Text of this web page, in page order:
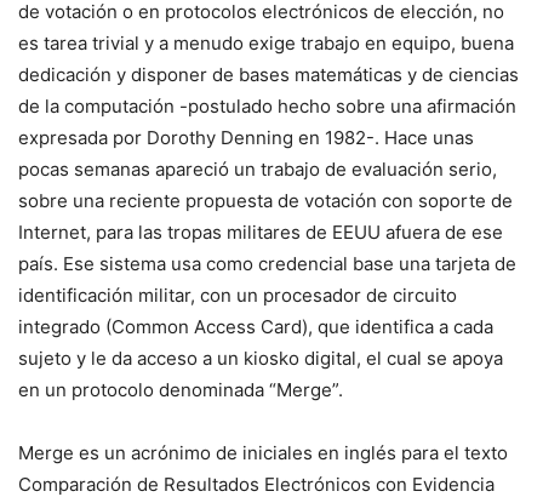
de votación o en protocolos electrónicos de elección, no
es tarea trivial y a menudo exige trabajo en equipo, buena
dedicación y disponer de bases matemáticas y de ciencias
de la computación -postulado hecho sobre una afirmación
expresada por Dorothy Denning en 1982-. Hace unas
pocas semanas apareció un trabajo de evaluación serio,
sobre una reciente propuesta de votación con soporte de
Internet, para las tropas militares de EEUU afuera de ese
país. Ese sistema usa como credencial base una tarjeta de
identificación militar, con un procesador de circuito
integrado (Common Access Card), que identifica a cada
sujeto y le da acceso a un kiosko digital, el cual se apoya
en un protocolo denominada “Merge”.
Merge es un acrónimo de iniciales en inglés para el texto
Comparación de Resultados Electrónicos con Evidencia